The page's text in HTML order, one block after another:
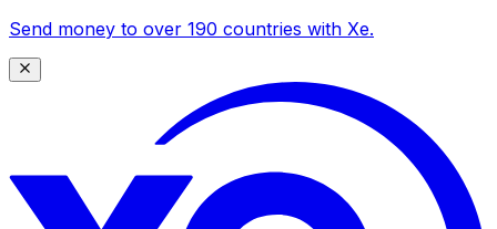
Send money to over 190 countries with Xe.